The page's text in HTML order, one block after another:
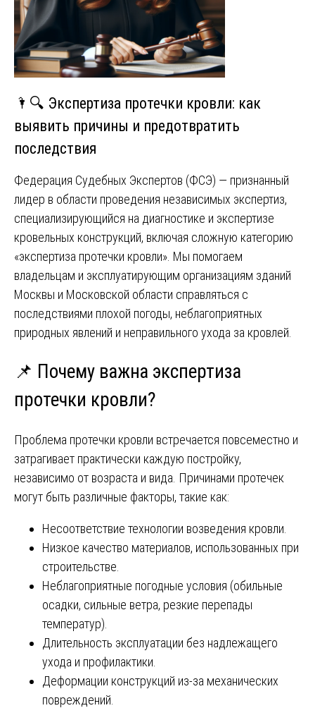
🌂🔍 Экспертиза протечки кровли: как
выявить причины и предотвратить
последствия
Федерация Судебных Экспертов (ФСЭ) — признанный
лидер в области проведения независимых экспертиз,
специализирующийся на диагностике и экспертизе
кровельных конструкций, включая сложную категорию
«экспертиза протечки кровли». Мы помогаем
владельцам и эксплуатирующим организациям зданий
Москвы и Московской области справляться с
последствиями плохой погоды, неблагоприятных
природных явлений и неправильного ухода за кровлей.
📌 Почему важна экспертиза
протечки кровли?
Проблема протечки кровли встречается повсеместно и
затрагивает практически каждую постройку,
независимо от возраста и вида. Причинами протечек
могут быть различные факторы, такие как:
Несоответствие технологии возведения кровли.
Низкое качество материалов, использованных при
строительстве.
Неблагоприятные погодные условия (обильные
осадки, сильные ветра, резкие перепады
температур).
Длительность эксплуатации без надлежащего
ухода и профилактики.
Деформации конструкций из-за механических
повреждений.